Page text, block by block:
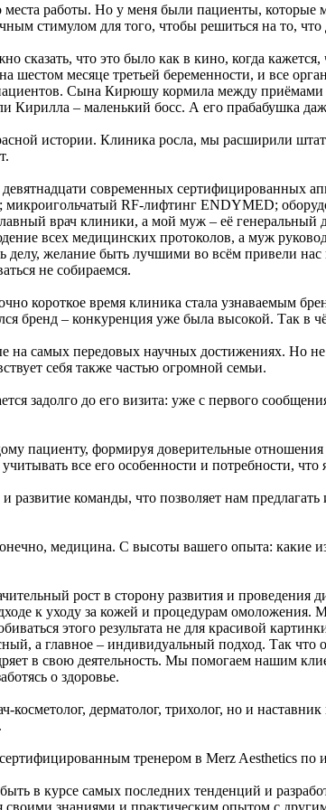
работы. Но у меня были пациенты,
стимулом для того, чтобы решиться на то,
сказать, что это было как в кино, когда
шестом месяце третьей беременности, и все
Сына Кирюшу кормила между
Кирилла – маленький босс. А его прабабушка
истории. Клиника росла, мы расширили
современных сертифицированных
RF-лифтинг ENDYMED;
врач клиники, а мой муж – её генеральный
всех медицинских протоколов, а муж
желание быть лучшими во всём привели нас
не собираемся.
короткое время клиника стала узнаваемым
бренд – конкуренция уже была высокой. Так в
на самых передовых научных достижениях. Но
себя также частью огромной семьи.
задолго до его визита: уже с первого
пациенту, формируя доверительные
все его особенности и потребности, что
развитие команды, что позволяет нам
медицина. С высоты вашего опыта: какие
рост в сторону развития и
к уходу за кожей и процедурам омоложения.
этого результата не для красивой
а главное – индивидуальный подход. Так что
в свою деятельность. Мы помогаем нашим
о здоровье.
дерматолог, трихолог, но и
тренером в Merz Aesthetics
в курсе самых последних тенденций и
знаниями и практическим опытом с